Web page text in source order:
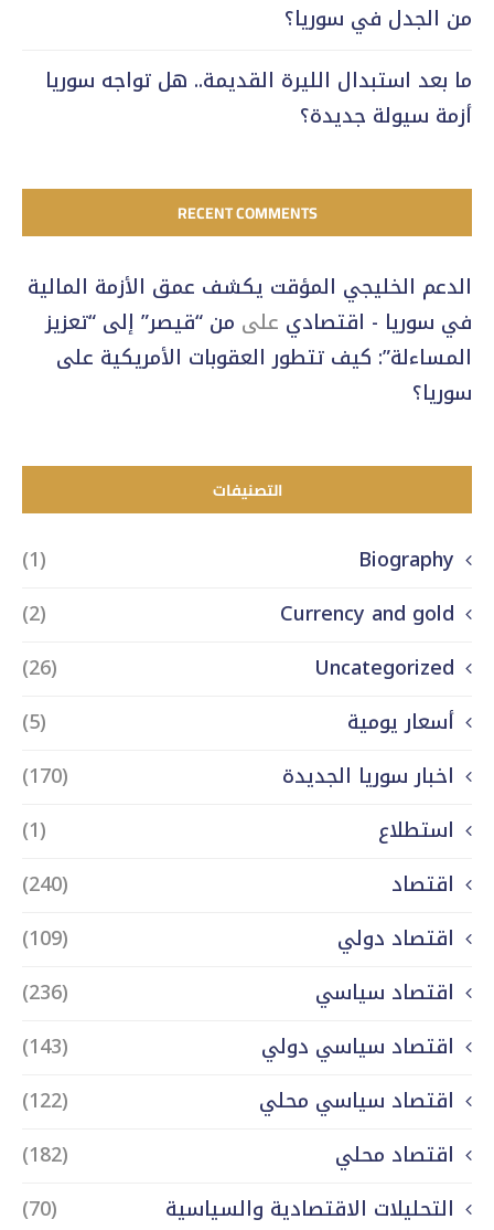
من الجدل في سوريا؟
ما بعد استبدال الليرة القديمة.. هل تواجه سوريا
أزمة سيولة جديدة؟
RECENT COMMENTS
الدعم الخليجي المؤقت يكشف عمق الأزمة المالية
في سوريا - اقتصادي على من “قيصر” إلى “تعزيز
المساءلة”: كيف تتطور العقوبات الأمريكية على
سوريا؟
التصنيفات
Biography
(1)
Currency and gold
(2)
Uncategorized
(26)
أسعار يومية
(5)
اخبار سوريا الجديدة
(170)
استطلاع
(1)
اقتصاد
(240)
اقتصاد دولي
(109)
اقتصاد سياسي
(236)
اقتصاد سياسي دولي
(143)
اقتصاد سياسي محلي
(122)
اقتصاد محلي
(182)
التحليلات الاقتصادية والسياسية
(70)